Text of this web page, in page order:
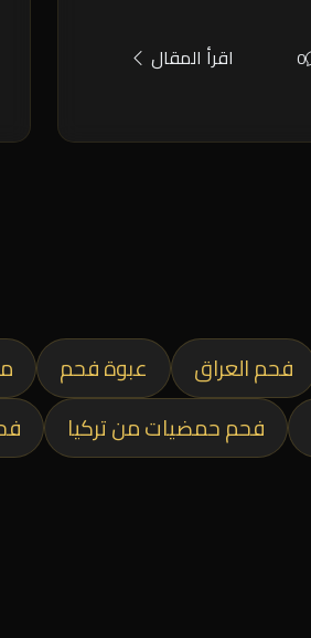
0 اقرأ المقال
فحم العراق عبوة فحم
فحم حمضيات من تركيا